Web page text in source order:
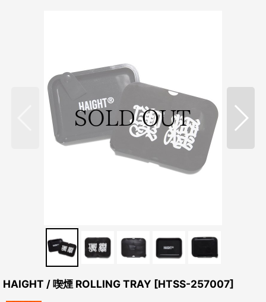
HAIGHT / 喫煙 ROLLING TRAY [HTSS-257007]